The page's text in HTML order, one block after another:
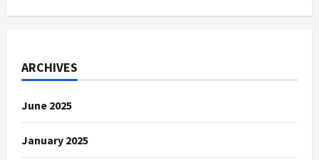
ARCHIVES
June 2025
January 2025